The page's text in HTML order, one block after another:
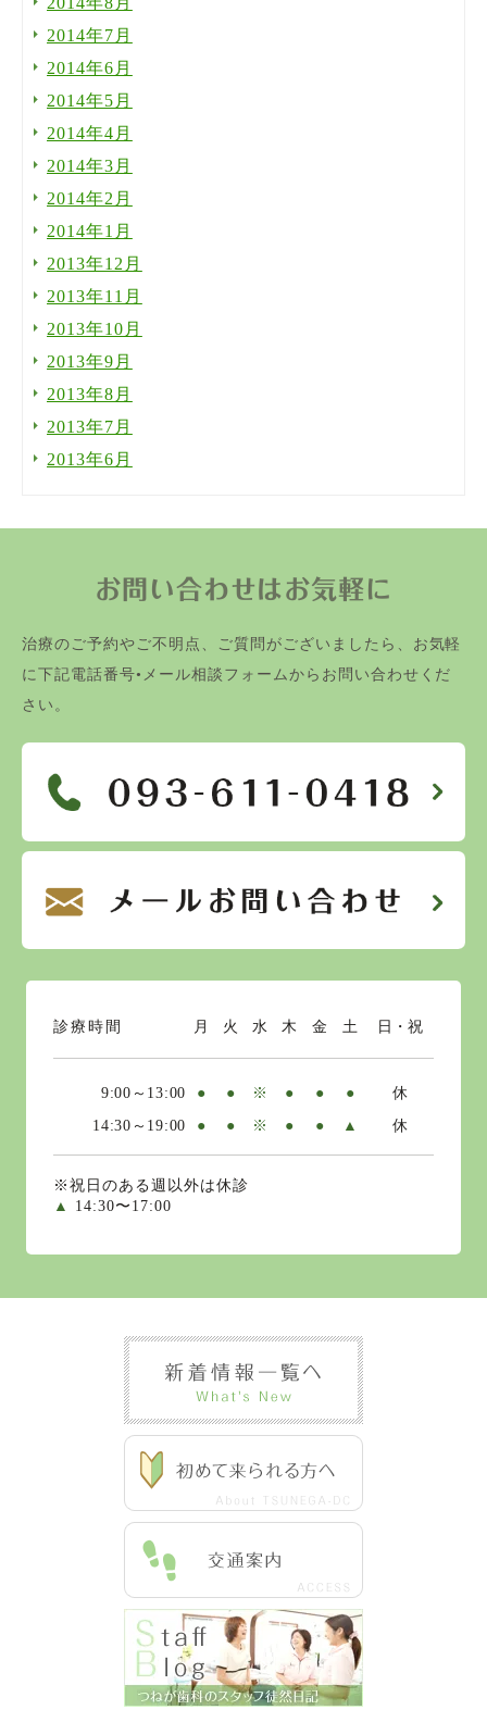
2014年7月
2014年6月
2014年5月
2014年4月
2014年3月
2014年2月
2014年1月
2013年12月
2013年11月
2013年10月
2013年9月
2013年8月
2013年7月
2013年6月
お問い合わせはお気軽に
治療のご予約やご不明点、ご質問がございましたら、お気軽
に下記電話番号•メール相談フォームからお問い合わせくだ
さい。
診療時間 月 火 水 木 金 土 日・祝
9:00～13:00 ● ● ※ ● ● ●
休
14:30～19:00
● ● ※ ● ● ▲ 休
※祝日のある週以外は休診
▲
14:30〜17:00